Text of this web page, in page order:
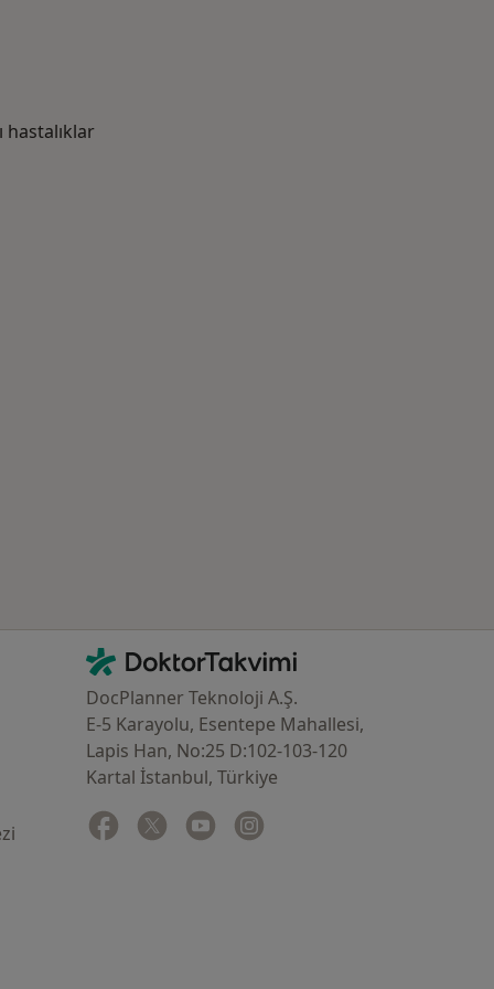
hastalıklar
İletişim
DoktorTakvimi - Ana Sayfa
DocPlanner Teknoloji A.Ş.
E-5 Karayolu, Esentepe Mahallesi,
Lapis Han, No:25 D:102-103-120
Kartal İstanbul, Türkiye
Facebook
yeni bir sekmede açılır
Twitter
yeni bir sekmede açılır
Youtube
yeni bir sekmede açılır